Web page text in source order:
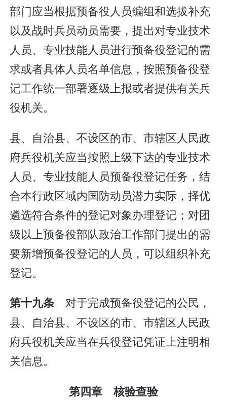
部门应当根据预备役人员编组和选拔补充
以及战时兵员动员需要，提出对专业技术
人员、专业技能人员进行预备役登记的需
求或者具体人员名单信息，按照预备役登
记工作统一部署逐级上报或者提供有关兵
役机关。
县、自治县、不设区的市、市辖区人民政
府兵役机关应当按照上级下达的专业技术
人员、专业技能人员预备役登记任务，结
合本行政区域内国防动员潜力实际，择优
遴选符合条件的登记对象办理登记；对团
级以上预备役部队政治工作部门提出的需
要新增预备役登记的人员，可以组织补充
登记。
第十九条对于完成预备役登记的公民，
县、自治县、不设区的市、市辖区人民政
府兵役机关应当在兵役登记凭证上注明相
关信息。
第四章 核验查验